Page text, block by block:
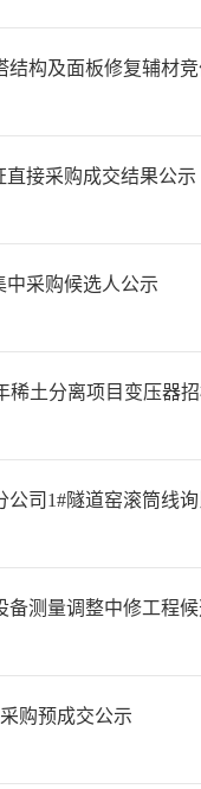
结构及面板修复辅材
直接采购成交结果公示
中采购候选人公示
稀土分离项目变压器
司1#隧道窑滚筒线
备测量调整中修工程
购预成交公示